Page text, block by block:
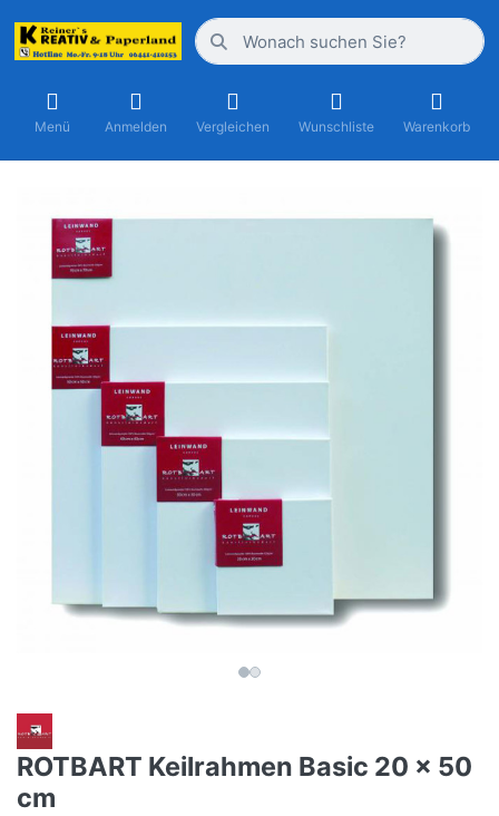
Menü Anmelden Vergleichen Wunschliste Warenkorb
ROTBART Keilrahmen Basic 20 x 50
cm